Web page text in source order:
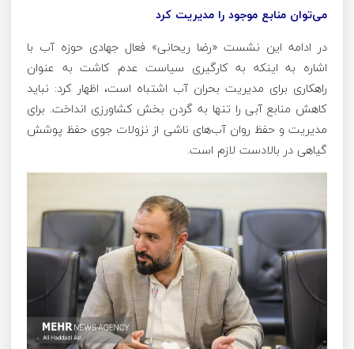
می‌توان منابع موجود را مدیریت کرد
در ادامه این نشست «رضا ریحانی» فعال جهادی حوزه آب با
اشاره به اینکه به کارگیری سیاست عدم کاشت به عنوان
راهکاری برای مدیریت بحران آب اشتباه است، اظهار کرد: نباید
کاهش منابع آبی را تنها به گردن بخش کشاورزی انداخت. برای
مدیریت و حفظ روان آب‌های ناشی از نزولات جوی حفظ پوشش
گیاهی در بالادست لازم است.